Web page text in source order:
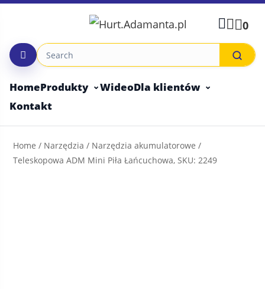
Skip
0
HomeProdukty WideoDla klientów
Kontakt
Home / Narzędzia / Narzędzia akumulatorowe /
Teleskopowa ADM Mini Piła Łańcuchowa, SKU: 2249